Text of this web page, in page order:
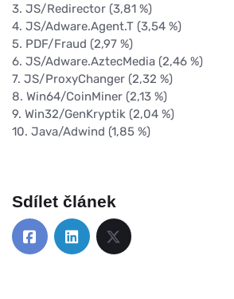
3. JS/Redirector (3,81 %)
4. JS/Adware.Agent.T (3,54 %)
5. PDF/Fraud (2,97 %)
6. JS/Adware.AztecMedia (2,46 %)
7. JS/ProxyChanger (2,32 %)
8. Win64/CoinMiner (2,13 %)
9. Win32/GenKryptik (2,04 %)
10. Java/Adwind (1,85 %)
Sdílet článek